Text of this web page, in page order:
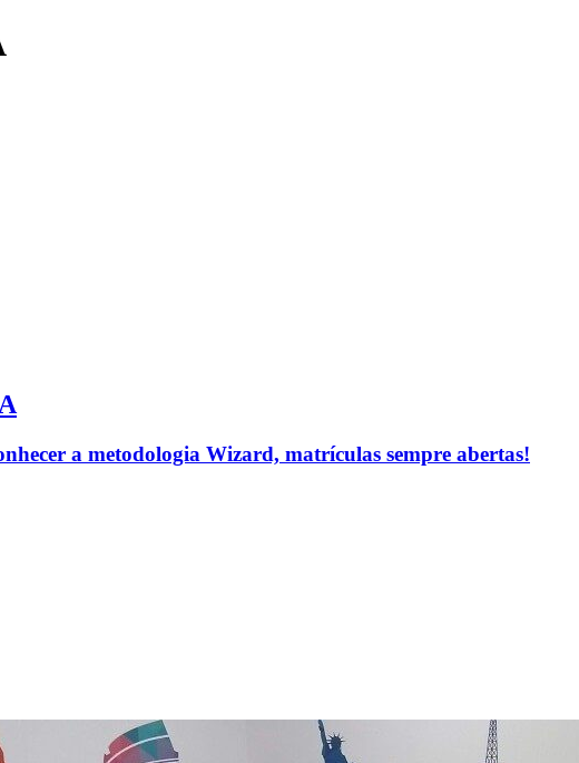
a metodologia Wizard, matrículas sempre abertas!